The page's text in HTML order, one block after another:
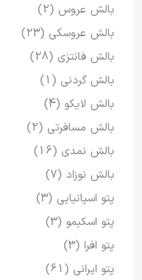
بالش عروس (2)
بالش عروسکی (23)
بالش فانتزی (28)
بالش گردنی (1)
بالش لایکو (4)
بالش مسافرتی (2)
بالش نمدی (16)
بالش نوزاد (7)
پتو اسپانیایی (3)
پتو اسکیمو (3)
پتو افرا (3)
پتو ایرانی (61)